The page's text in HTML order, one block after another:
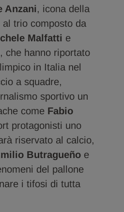
Anzani, icona della
trio composto da
Malfatti e
, che hanno riportato
in Italia nel
a squadre,
sportivo un
come Fabio
protagonisti uno
riservato al calcio,
Butragueñoe
del pallone
i tifosi di tutta